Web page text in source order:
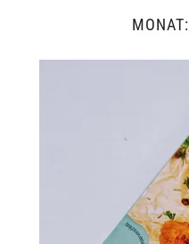
MONAT: